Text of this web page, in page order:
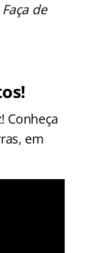
de
Conheça
em